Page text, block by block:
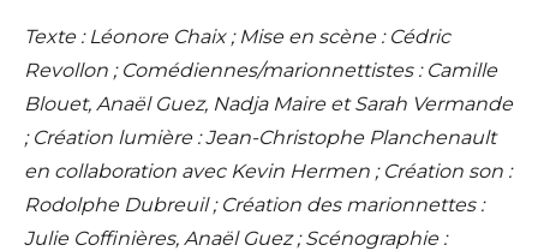
Texte : Léonore Chaix ; Mise en scène : Cédric
Revollon ; Comédiennes/marionnettistes : Camille
Blouet, Anaël Guez, Nadja Maire et Sarah Vermande
; Création lumière : Jean-Christophe Planchenault
en collaboration avec Kevin Hermen ; Création son :
Rodolphe Dubreuil ; Création des marionnettes :
Julie Coffinières, Anaël Guez ; Scénographie :